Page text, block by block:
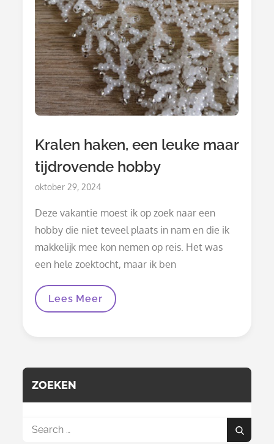
Kralen haken, een leuke maar
tijdrovende hobby
Posted
oktober 29, 2024
Deze vakantie moest ik op zoek naar een
hobby die niet teveel plaats in nam en die ik
makkelijk mee kon nemen op reis. Het was
een hele zoektocht, maar ik ben
Kralen
Lees Meer
ZOEKEN
Search
Search